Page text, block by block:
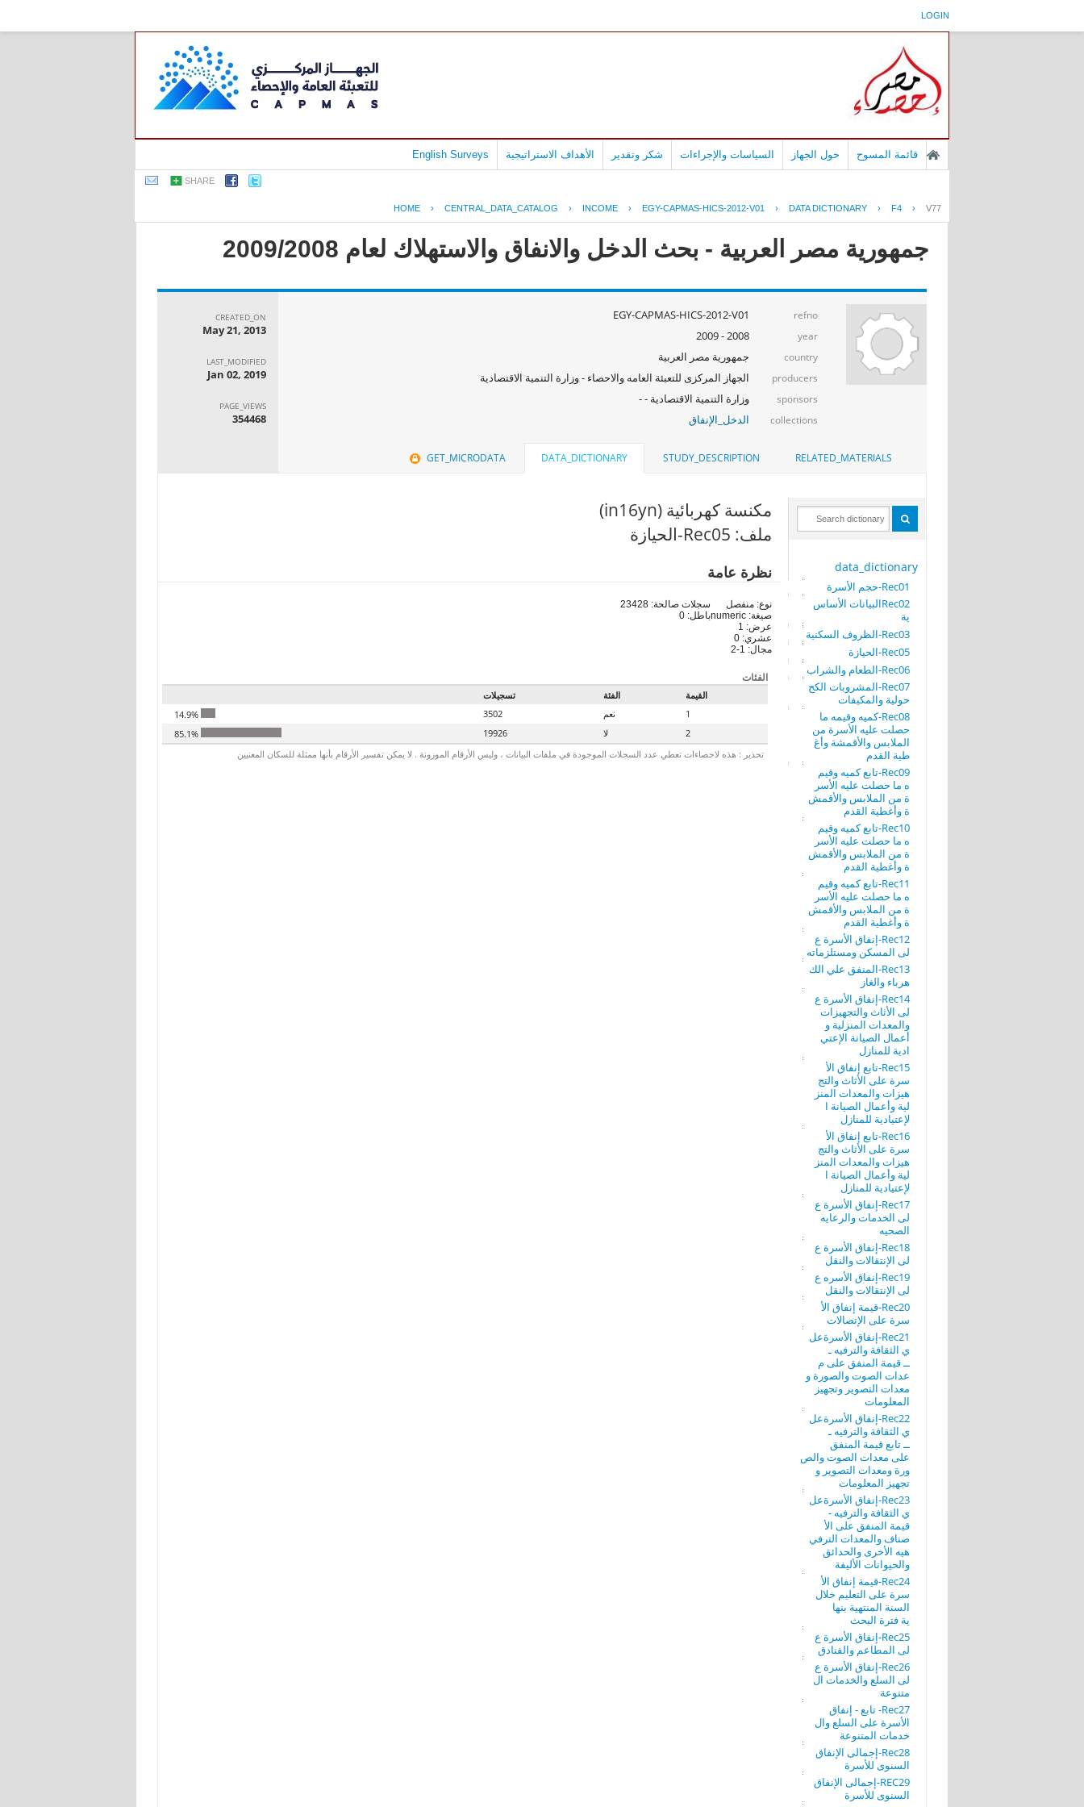
LOGIN
قائمة المسوح حول الجهاز السياسات والإجراءات شكر وتقدير الأهداف الاستراتيجية English Surveys
SHARE
HOME › CENTRAL_DATA_CATALOG › INCOME › EGY-CAPMAS-HICS-2012-V01 › DATA DICTIONARY › F4 › V77
جمهورية مصر العربية - بحث الدخل والانفاق والاستهلاك لعام 2009/2008
refno
EGY-CAPMAS-HICS-2012-V01
year
2008 - 2009
country جمهورية مصر العربية
producers الجهاز المركزى للتعبئة العامه والاحصاء - وزارة التنمية الاقتصادية
sponsors وزارة التنمية الاقتصادية - -
collections الدخل_الإنفاق
CREATED_ON
May 21, 2013
LAST_MODIFIED
Jan 02, 2019
PAGE_VIEWS
354468
RELATED_MATERIALS
STUDY_DESCRIPTION
DATA_DICTIONARY
GET_MICRODATA
data_dictionary
Rec01-حجم الأسرة
Rec02البيانات الأساس
ية
Rec03-الظروف السكنية
Rec05-الحيازة
Rec06-الطعام والشراب
Rec07-المشروبات الكح
حولية والمكيفات
Rec08-كميه وقيمه ما
حصلت عليه الأسرة من
الملابس والأقمشة وأغ
طية القدم
Rec09-تابع كميه وقيم
ه ما حصلت عليه الأسر
ة من الملابس والأقمش
ة وأغطية القدم
Rec10-تابع كميه وقيم
ه ما حصلت عليه الأسر
ة من الملابس والأقمش
ة وأغطية القدم
Rec11-تابع كميه وقيم
ه ما حصلت عليه الأسر
ة من الملابس والأقمش
ة وأغطية القدم
Rec12-إنفاق الأسرة ع
لى المسكن ومستلزماته
Rec13-المنفق علي الك
هرباء والغاز
Rec14-إنفاق الأسرة ع
لى الأثاث والتجهيزات
والمعدات المنزلية و
أعمال الصيانة الإعتي
ادية للمنازل
Rec15-تابع إنفاق الأ
سرة على الأثاث والتج
هيزات والمعدات المنز
لية وأعمال الصيانة ا
لإعتيادية للمنازل
Rec16-تابع إنفاق الأ
سرة على الأثاث والتج
هيزات والمعدات المنز
لية وأعمال الصيانة ا
لإعتيادية للمنازل
Rec17-إنفاق الأسرة ع
لى الخدمات والرعايه
الصحيه
Rec18-إنفاق الأسرة ع
لى الإنتقالات والنقل
Rec19-إنفاق الأسره ع
لى الإنتقالات والنقل
Rec20-قيمة إنفاق الأ
سرة على الإتصالات
Rec21-إنفاق الأسرةعل
ي الثقافة والترفيه ـ
ــ قيمة المنفق على م
عدات الصوت والصورة و
معدات التصوير وتجهيز
المعلومات
Rec22-إنفاق الأسرةعل
ي الثقافة والترفيه ـ
ــ تابع قيمة المنفق
على معدات الصوت والص
ورة ومعدات التصوير و
تجهيز المعلومات
Rec23-إنفاق الأسرةعل
ي الثقافة والترفيه -
قيمة المنفق على الأ
صناف والمعدات الترفي
هيه الأخرى والحدائق
والحيوانات الأليفة
Rec24-قيمة إنفاق الأ
سرة على التعليم خلال
السنة المنتهية بنها
ية فترة البحث
Rec25-إنفاق الأسرة ع
لى المطاعم والفنادق
Rec26-إنفاق الأسرة ع
لى السلع والخدمات ال
متنوعة
Rec27- تابع - إنفاق
الأسرة على السلع وال
خدمات المتنوعة
Rec28-إجمالى الإنفاق
السنوى للأسرة
REC29-إجمالى الإنفاق
السنوى للأسرة
مكنسة كهربائية (in16yn)
ملف: Rec05-الحيازة
نظرة عامة
نوع: منفصل
صيغة: numeric
عرض: 1
عشري: 0
مجال: 1-2
سجلات صالحة: 23428
باطل: 0
الفئات
القيمة الفئة
تسجيلات
1
نعم 3502
2
لا 19926
تحذير : هذه لاحصاءات تعطي عدد السجلات الموجودة في ملفات البيانات ، وليس الأرقام الموزونة . لا يمكن تفسير الأرقام بأنها ممثلة للسكان المعنيين